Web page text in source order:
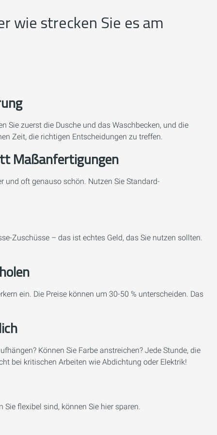
wie strecken Sie es am
Sie zuerst die Dusche und das Waschbecken, und die
Zeit, die richtigen Entscheidungen zu treffen.
Maßanfertigungen
oft genauso schön. Nutzen Sie Standard-
Zuschüsse – das ist echtes Geld, das Sie nutzen sollten.
ein. Die Preise können um 30-50 % unterscheiden. Das
Können Sie Farbe anstreichen? Jede Stunde, die
bei kritischen Arbeiten wie Abdichtung oder Elektrik!
flexibel sind, können Sie hier sparen.